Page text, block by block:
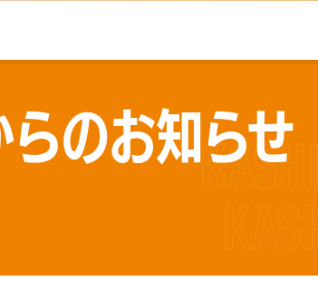
のお知らせ